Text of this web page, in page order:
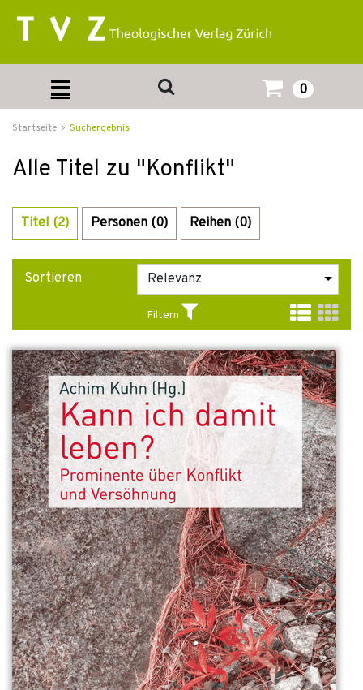
0
Startseite Suchergebnis
Alle Titel zu "Konflikt"
Titel (2) Personen (0) Reihen (0)
Sortieren
Filtern